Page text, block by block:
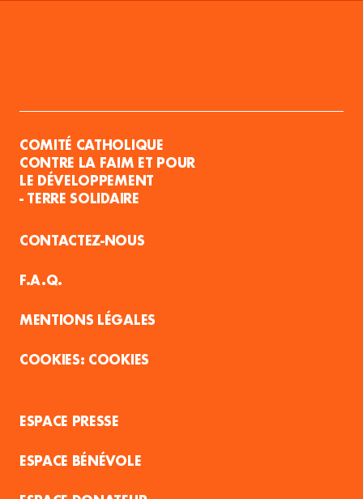
COMITÉ CATHOLIQUE
CONTRE LA FAIM ET POUR
LE DÉVELOPPEMENT
- TERRE SOLIDAIRE
CONTACTEZ-NOUS
F.A.Q.
MENTIONS LÉGALES
COOKIES
ESPACE PRESSE
ESPACE BÉNÉVOLE